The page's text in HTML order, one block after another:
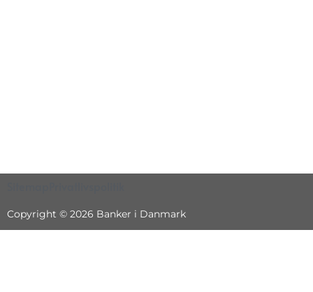
Copyright © 2026 Banker i Danmark